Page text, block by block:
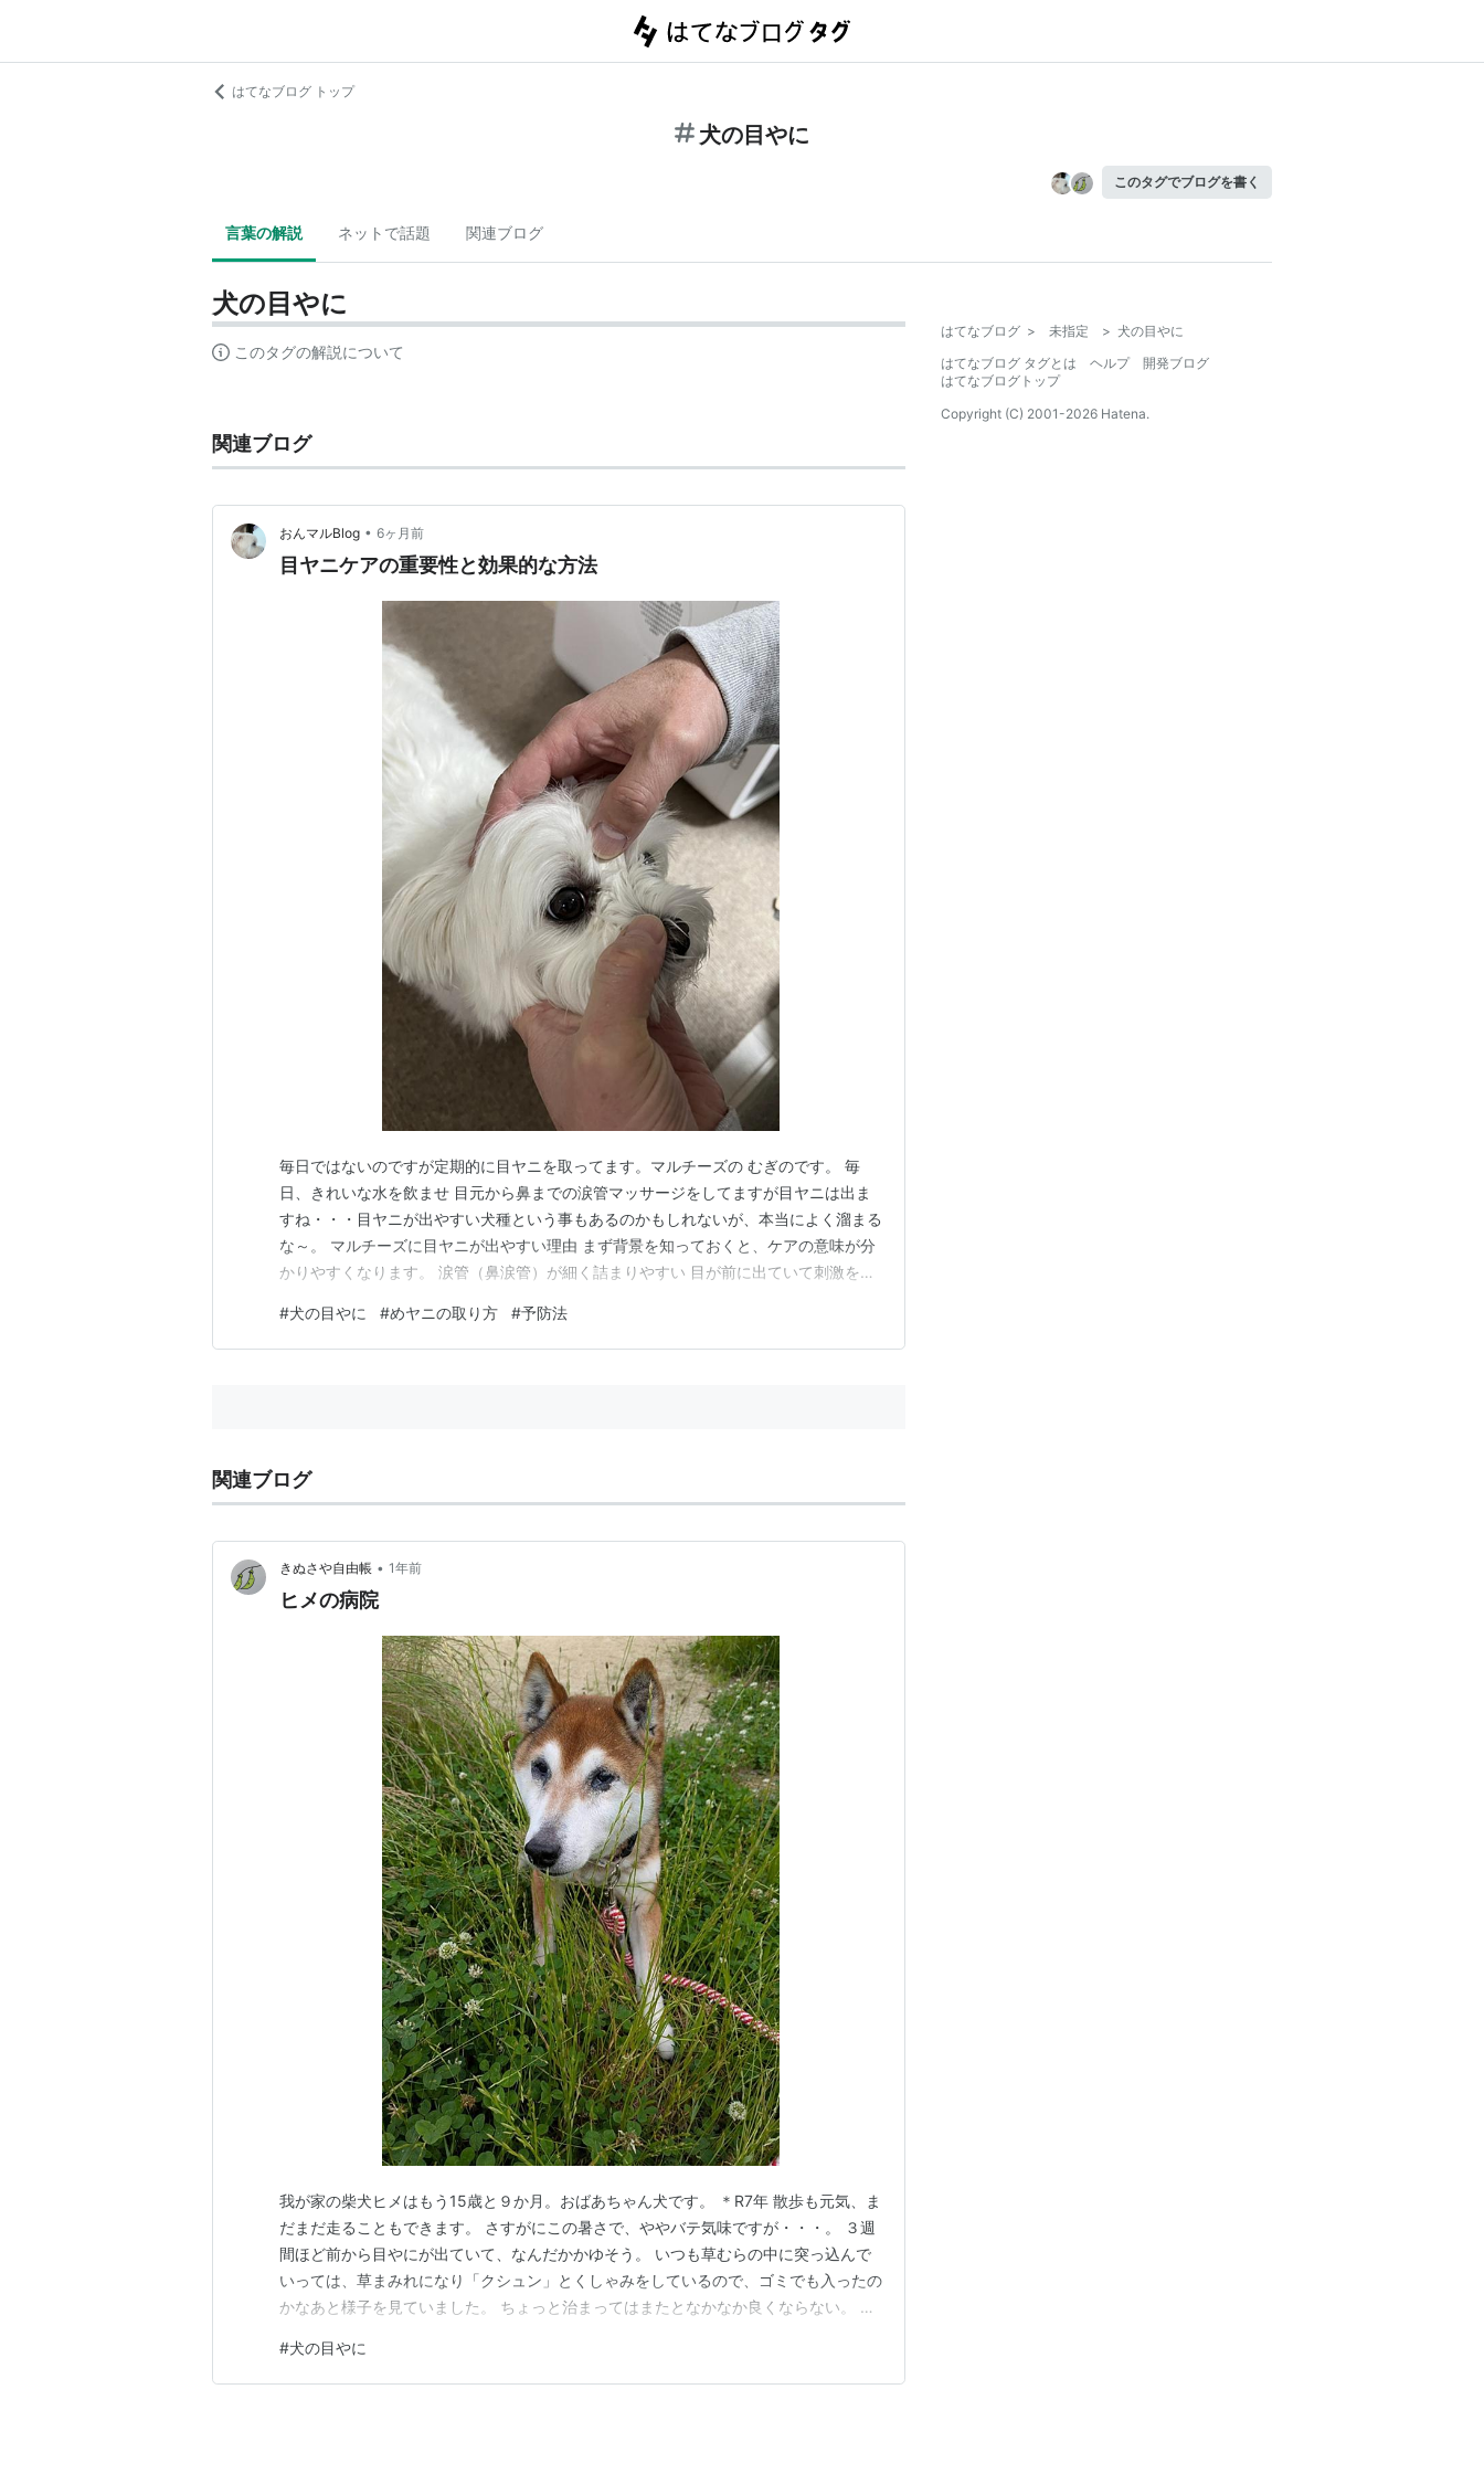
はてなブログ トップ
犬の目やに
このタグでブログを書く
言葉の解説 ネットで話題 関連ブログ
犬の目やに
このタグの解説について
関連ブログ
おんマルBlog • 6ヶ月前
目ヤニケアの重要性と効果的な方法
毎日ではないのですが定期的に目ヤニを取ってます。マルチーズの むぎのです。 毎
日、きれいな水を飲ませ 目元から鼻までの涙管マッサージをしてますが目ヤニは出ま
すね・・・目ヤニが出やすい犬種という事もあるのかもしれないが、本当によく溜まる
な～。 マルチーズに目ヤニが出やすい理由 まず背景を知っておくと、ケアの意味が分
かりやすくなります。 涙管（鼻涙管）が細く詰まりやすい 目が前に出ていて刺激を受
流れず、目の外にあふれる → 目ヤニ・涙やけにつながります。 目ヤニ予防に効果的な
マッサージの目的 このマッサージは 涙の通…
#犬の目やに #めヤニの取り方 #予防法
関連ブログ
きぬさや自由帳 • 1年前
ヒメの病院
我が家の柴犬ヒメはもう15歳と９か月。おばあちゃん犬です。 ＊R7年 散歩も元気、ま
だまだ走ることもできます。 さすがにこの暑さで、ややバテ気味ですが・・・。 ３週
間ほど前から目やにが出ていて、なんだかかゆそう。 いつも草むらの中に突っ込んで
いっては、草まみれになり「クシュン」とくしゃみをしているので、ゴミでも入ったの
かなあと様子を見ていました。 ちょっと治まってはまたとなかなか良くならない。 夫
空の目薬容器に入れて、ヒメを押さえつけて「目やにをふき取った後で点眼するように
洗う」という作業を朝夕続けたのですが、なかな…
#犬の目やに
はてなブログ > 未指定 > 犬の目やに
はてなブログ タグとは
ヘルプ
開発ブログ
はてなブログトップ
Copyright (C) 2001-2026 Hatena.